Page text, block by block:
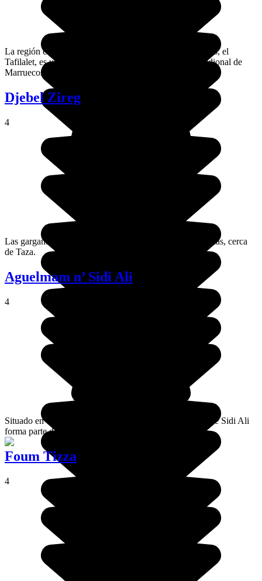
La región comprendida entre los uadis del Ziz y el Rhénis, el
Tafilalet, es un extenso palmeral en la amplia zona meridional de
Marruecos.
Djebel Zireg
4
Las gargantas del río Zireg están situadas en el Medio Atlas, cerca
de Taza.
Aguelmam n’ Sidi Ali
4
Situado en el corazón del Atlas Medio, el lago Aguelmane Sidi Ali
forma parte del Parque Nacional de Jenifra y de Ifrane.
Foum Tizza
4